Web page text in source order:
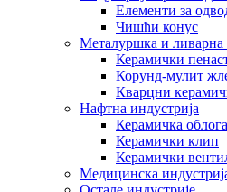
Елементи за
Чишћи конус
Металуршка и ливарна
Керамички
Корунд-мулит
Кварцни
Нафтна индустрија
Керамичка
Керамички клип
Керамички
Медицинска